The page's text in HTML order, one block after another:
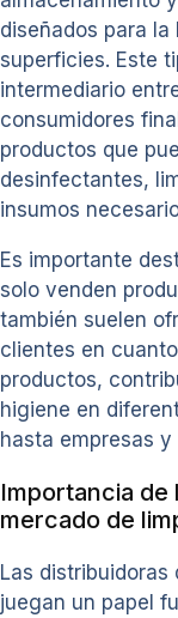
diseñados para
superficies. Este
intermediario
consumidores
productos que
desinfectantes,
insumos
Es importante
solo venden
también suelen
clientes en
productos,
higiene en
hasta empresas
Importancia de
mercado de
Las distribuidoras
juegan un papel